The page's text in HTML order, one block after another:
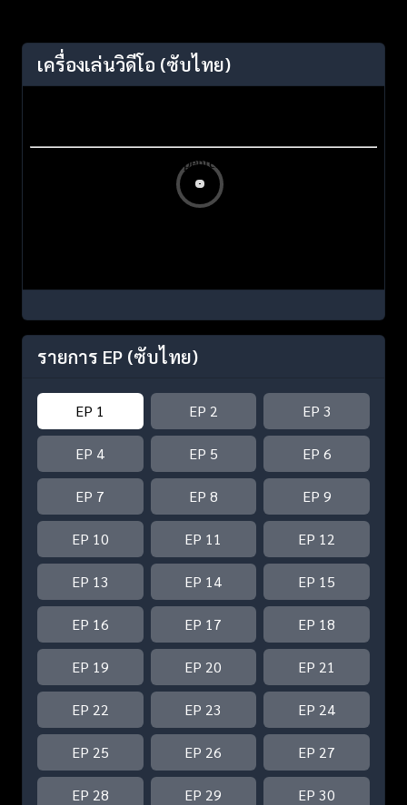
เครื่องเล่นวิดีโอ (ซับไทย)
รายการ EP (ซับไทย)
EP 1 EP 2 EP 3
EP 4 EP 5 EP 6
EP 7 EP 8 EP 9
EP 10 EP 11 EP 12
EP 13 EP 14 EP 15
EP 16 EP 17 EP 18
EP 19 EP 20 EP 21
EP 22 EP 23 EP 24
EP 25 EP 26 EP 27
EP 28 EP 29 EP 30